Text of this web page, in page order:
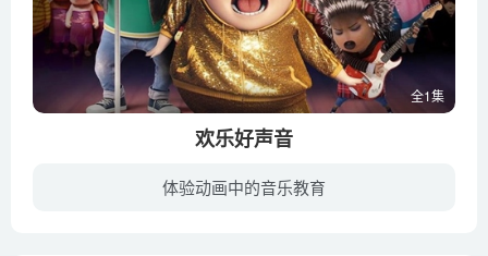
全1集
欢乐好声音
体验动画中的音乐教育